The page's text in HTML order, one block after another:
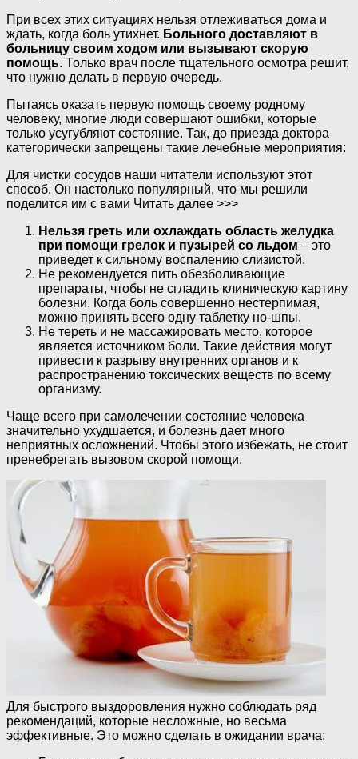
При всех этих ситуациях нельзя отлеживаться дома и
ждать, когда боль утихнет. Больного доставляют в
больницу своим ходом или вызывают скорую
помощь. Только врач после тщательного осмотра решит,
что нужно делать в первую очередь.
Пытаясь оказать первую помощь своему родному
человеку, многие люди совершают ошибки, которые
только усугубляют состояние. Так, до приезда доктора
категорически запрещены такие лечебные мероприятия:
Для чистки сосудов наши читатели используют этот
способ. Он настолько популярный, что мы решили
поделится им с вами Читать далее >>>
Нельзя греть или охлаждать область желудка
при помощи грелок и пузырей со льдом – это
приведет к сильному воспалению слизистой.
Не рекомендуется пить обезболивающие
препараты, чтобы не сгладить клиническую картину
болезни. Когда боль совершенно нестерпимая,
можно принять всего одну таблетку но-шпы.
Не тереть и не массажировать место, которое
является источником боли. Такие действия могут
привести к разрыву внутренних органов и к
распространению токсических веществ по всему
организму.
Чаще всего при самолечении состояние человека
значительно ухудшается, и болезнь дает много
неприятных осложнений. Чтобы этого избежать, не стоит
пренебрегать вызовом скорой помощи.
Для быстрого выздоровления нужно соблюдать ряд
рекомендаций, которые несложные, но весьма
эффективные. Это можно сделать в ожидании врача: